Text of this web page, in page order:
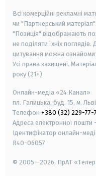
Всі комерційні рекламні
чи "Партнерський
"Позиція" відображають
не поділяти їхніх
цитування можна
Усі права захищені.
року (21+)
Онлайн-медіа «24 Канал»
пл. Галицька, буд. 15, м.
Телефон +380 (32) 229-77-
Адреса електронної пошти
Ідентифікатор онлайн-
R40-06057
© 2005—2026, ПрАТ